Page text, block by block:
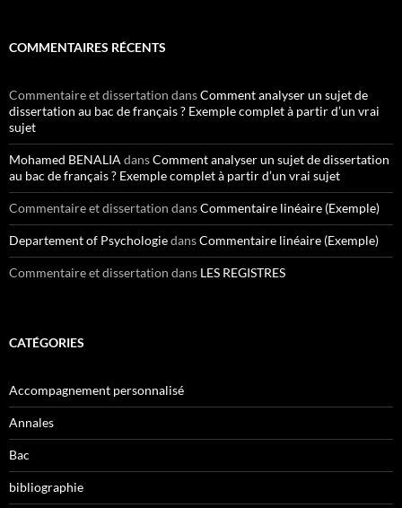
COMMENTAIRES RÉCENTS
Commentaire et dissertation dansComment analyser un sujet de
dissertation au bac de français ? Exemple complet à partir d’un vrai
sujet
Mohamed BENALIA dansComment analyser un sujet de dissertation
au bac de français ? Exemple complet à partir d’un vrai sujet
Commentaire et dissertation dansCommentaire linéaire (Exemple)
Departement of PsychologiedansCommentaire linéaire (Exemple)
Commentaire et dissertation dans LES REGISTRES
CATÉGORIES
Accompagnement personnalisé
Annales
Bac
bibliographie